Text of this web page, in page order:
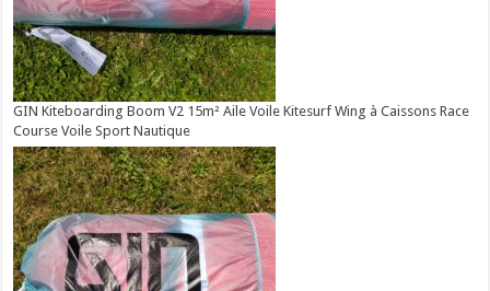
GIN Kiteboarding Boom V2 15m² Aile Voile Kitesurf Wing à Caissons Race
Course Voile Sport Nautique